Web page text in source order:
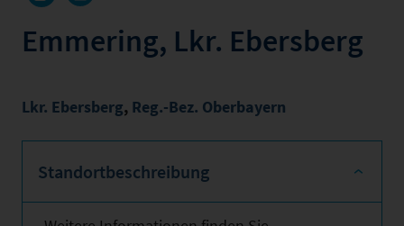
Emmering, Lkr. Ebersberg
Lkr. Ebersberg, Reg.-Bez. Oberbayern
Standortbeschreibung